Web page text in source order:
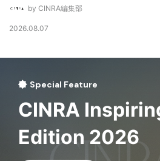
by CINRA編集部
2026.08.07
Special Feature
CINRA
Edition 2026